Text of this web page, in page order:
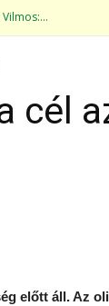
cél
előtt áll. Az